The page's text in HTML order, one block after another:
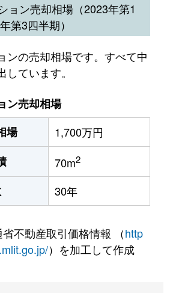
ョン売却相場（2023年第1
第3四半期）
ンの売却相場です。すべて中
ています。
ン売却相場
場
1,700万円
70m2
30年
不動産取引価格情報 （http
）を加工して作成